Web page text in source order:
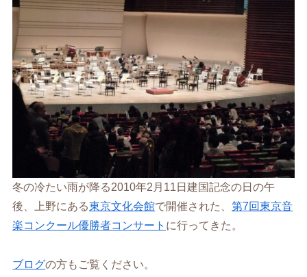
冬の冷たい雨が降る2010年2月11日建国記念の日の午
後、上野にある東京文化会館で開催された、第7回東京音
楽コンクール優勝者コンサート に行ってきた。
ブログの方もご覧ください。